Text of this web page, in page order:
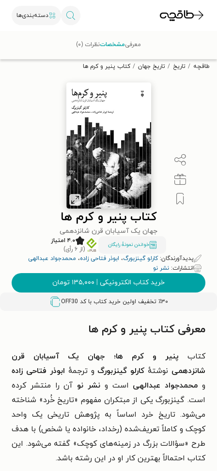
دسته‌بندی‌ها
تخفیف از طاقچه دریافت کن.
طاقچه تاریخ تاریخ جهان کتاب پنیر و کرم ها
کتاب پنیر و کرم ها
جهان یک آسیابان قرن شانزدهمی
خواندن نمونۀ رایگان
۴.۰ امتیاز
(از ۶ رأی)
پدیدآورندگان:کارلو گینزبورگ، ابوذر فتاحی زاده، محمدجواد عبدالهی
انتشارات: نشر نو
خرید کتاب الکترونیکی | ۱۳۵,۰۰۰ تومان
٪۳۰ تخفیف اولین خرید کتاب با کد OFF30
معرفیمشخصاتنظرات (۰)
معرفی کتاب پنیر و کرم ها
کتاب پنیر و کرم ها؛ جهان یک آسیابان قرن
شانزدهمی نوشتهٔ کارلو گینزبورگ و ترجمهٔ ابوذر فتاحی زاده
و محمدجواد عبدالهی است و نشر نو آن را منتشر کرده
است. گینزبورگ یکی از مبتکران مفهوم «تاریخ خُرد» شناخته
می‌شود. تاریخ خرد اساساً به پژوهش تاریخی یک واحد
کوچک و کاملاً تعریف‌شده (رخداد، خانواده یا شخص) با هدف
طرح «سؤالات بزرگ در زمینه‌های کوچک» گفته می‌شود. این
کتاب احتمالاً بهترین کار او در این رشته باشد.